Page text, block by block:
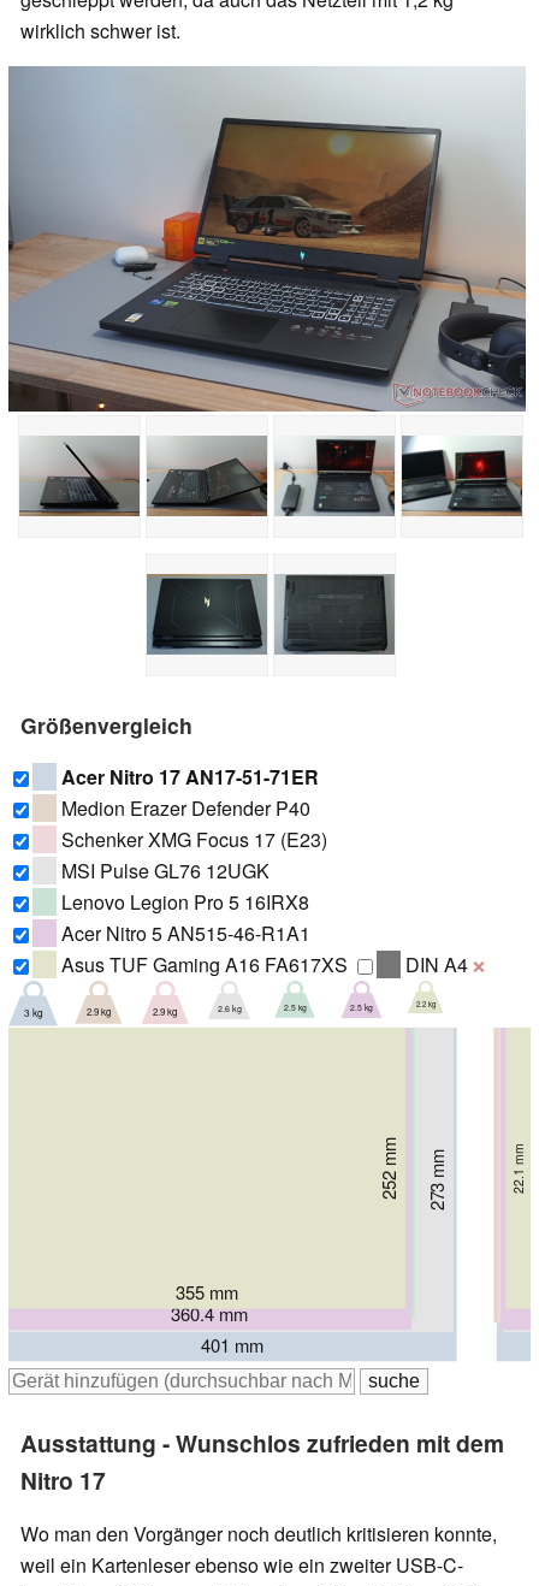
wirklich schwer ist.
Größenvergleich
Acer Nitro 17 AN17-51-71ER
Medion Erazer Defender P40
Schenker XMG Focus 17 (E23)
MSI Pulse GL76 12UGK
Lenovo Legion Pro 5 16IRX8
Acer Nitro 5 AN515-46-R1A1
Asus TUF Gaming A16 FA617XS
DIN A4 ❌
401 mm
299 mm 30.3 mm
3 kg
397 mm
264 mm 33 mm
2.9 kg
397 mm
265 mm 29.3 mm
2.9 kg
398 mm
273 mm 24.2 mm
2.6 kg
363.4 mm
260.4 mm 26.8 mm
2.5 kg
360.4 mm
271.1 mm 26.8 mm
2.5 kg
355 mm
252 mm 22.1 mm
2.2 kg
Ausstattung - Wunschlos zufrieden mit dem
Nitro 17
Wo man den Vorgänger noch deutlich kritisieren konnte,
weil ein Kartenleser ebenso wie ein zweiter USB-C-